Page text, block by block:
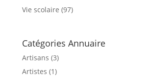
Vie scolaire (97)
Catégories Annuaire
Artisans (3)
Artistes (1)